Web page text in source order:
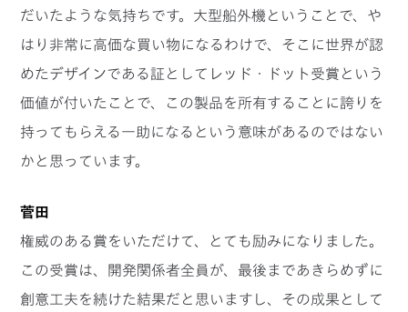
だいたような気持ちです。大型船外機ということで、や
はり非常に高価な買い物になるわけで、そこに世界が認
めたデザインである証としてレッド・ドット受賞という
価値が付いたことで、この製品を所有することに誇りを
持ってもらえる一助になるという意味があるのではない
かと思っています。
菅田
権威のある賞をいただけて、とても励みになりました。
この受賞は、開発関係者全員が、最後まであきらめずに
創意工夫を続けた結果だと思いますし、その成果として